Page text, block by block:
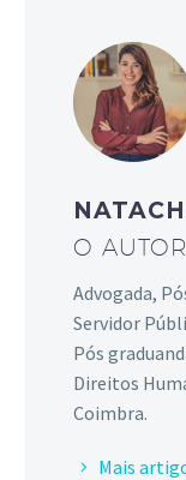
O AUTOR
Advogada,
Servidor
Pós
Direitos
Coimbra.
Mais